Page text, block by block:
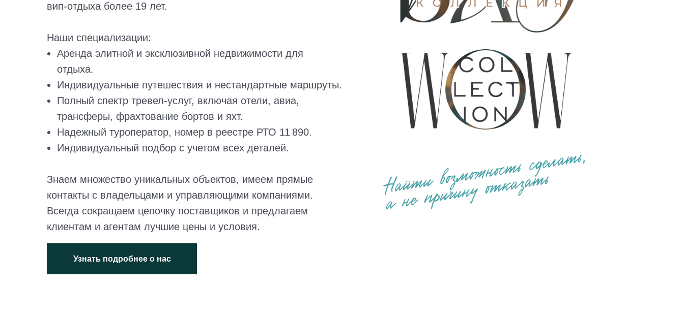
вип-отдыха более 19 лет.
Наши специализации:
Аренда элитной и эксклюзивной недвижимости для
отдыха.
Индивидуальные путешествия и нестандартные маршруты.
Полный спектр тревел-услуг, включая отели, авиа,
трансферы, фрахтование бортов и яхт.
Надежный туроператор, номер в реестре РТО 11 890.
Индивидуальный подбор с учетом всех деталей.
Знаем множество уникальных объектов, имеем прямые
контакты с владельцами и управляющими компаниями.
Всегда сокращаем цепочку поставщиков и предлагаем
клиентам и агентам лучшие цены и условия.
Узнать подробнее о нас